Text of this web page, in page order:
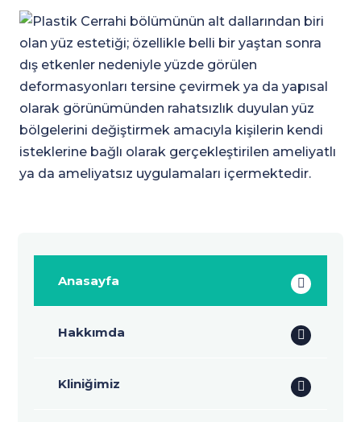
Anasayfa
Hakkımda
Kliniğimiz